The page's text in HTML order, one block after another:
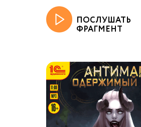
ПОСЛУШАТЬ
ФРАГМЕНТ